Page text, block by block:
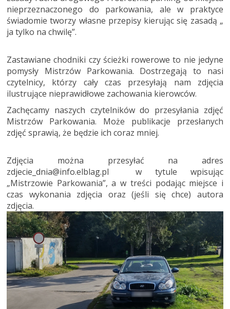
nieprzeznaczonego do parkowania, ale w praktyce
świadomie tworzy własne przepisy kierując się zasadą „
ja tylko na chwilę”.
Zastawiane chodniki czy ścieżki rowerowe to nie jedyne
pomysły Mistrzów Parkowania. Dostrzegają to nasi
czytelnicy, którzy cały czas przesyłają nam zdjęcia
ilustrujące nieprawidłowe zachowania kierowców.
Zachęcamy naszych czytelników do przesyłania zdjęć
Mistrzów Parkowania. Może publikacje przesłanych
zdjęć sprawią, że będzie ich coraz mniej.
Zdjęcia można przesyłać na adres
zdjecie_dnia@info.elblag.pl w tytule wpisując
„Mistrzowie Parkowania”, a w treści podając miejsce i
czas wykonania zdjęcia oraz (jeśli się chce) autora
zdjęcia.